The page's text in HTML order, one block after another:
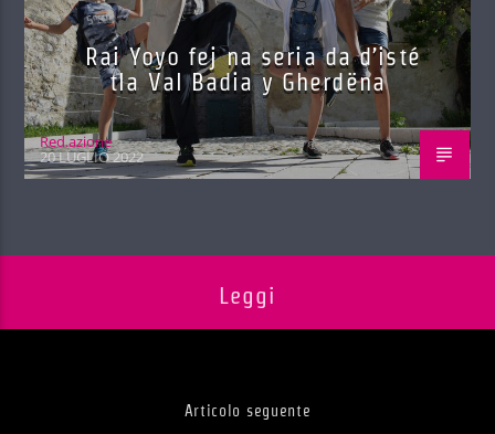
Rai Yoyo fej na seria da d’isté
tla Val Badia y Gherdëna
Red.azione
20 LUGLIO 2022
Leggi
Articolo seguente